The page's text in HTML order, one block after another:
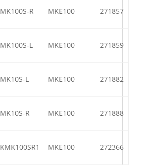
MK100S-R MKE100 271857
MK100S-L MKE100 271859
MK10S-L MKE100 271882
MK10S-R MKE100 271888
KMK100SR1 MKE100 272366